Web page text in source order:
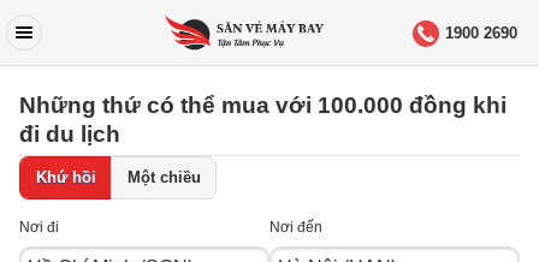
1900 2690
Những thứ có thể mua với 100.000 đồng khi
đi du lịch
Khứ hồi Một chiều
Nơi đi Nơi đến